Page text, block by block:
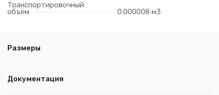
Транспортировочный
объём 0.000008 м3
Размеры
Документация